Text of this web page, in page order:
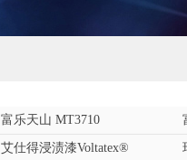
富乐天山 MT3710
艾仕得浸渍漆Voltatex®